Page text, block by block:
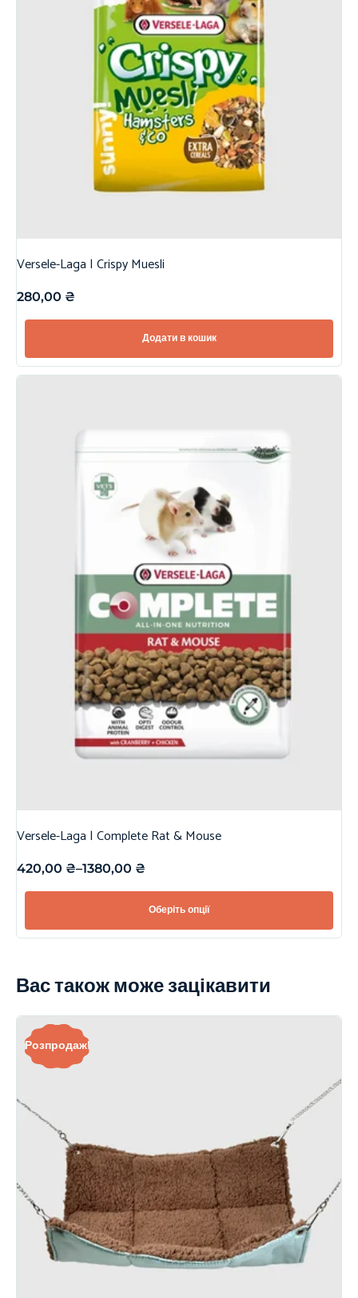
Versele-Laga | Crispy Muesli
280,00 ₴
Додати в кошик
Versele-Laga | Complete Rat & Mouse
420,00 ₴–1380,00 ₴
Оберіть опції
Вас також може зацікавити
Розпродаж!